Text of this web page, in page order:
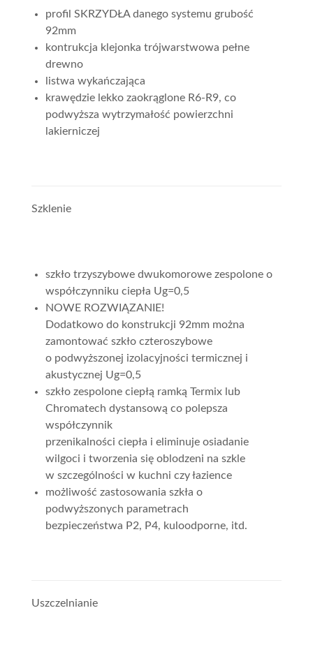
profil SKRZYDŁA danego systemu grubość
92mm
kontrukcja klejonka trójwarstwowa pełne
drewno
listwa wykańczająca
krawędzie lekko zaokrąglone R6-R9, co
podwyższa wytrzymałość powierzchni
lakierniczej
Szklenie
szkło trzyszybowe dwukomorowe zespolone o
współczynniku ciepła Ug=0,5
NOWE ROZWIĄZANIE!
Dodatkowo do konstrukcji 92mm można
zamontować szkło czteroszybowe
o podwyższonej izolacyjności termicznej i
akustycznej Ug=0,5
szkło zespolone ciepłą ramką Termix lub
Chromatech dystansową co polepsza
współczynnik
przenikalności ciepła i eliminuje osiadanie
wilgoci i tworzenia się oblodzeni na szkle
w szczególności w kuchni czy łazience
możliwość zastosowania szkła o
podwyższonych parametrach
bezpieczeństwa P2, P4, kuloodporne, itd.
Uszczelnianie